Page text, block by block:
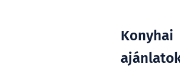
Konyhai